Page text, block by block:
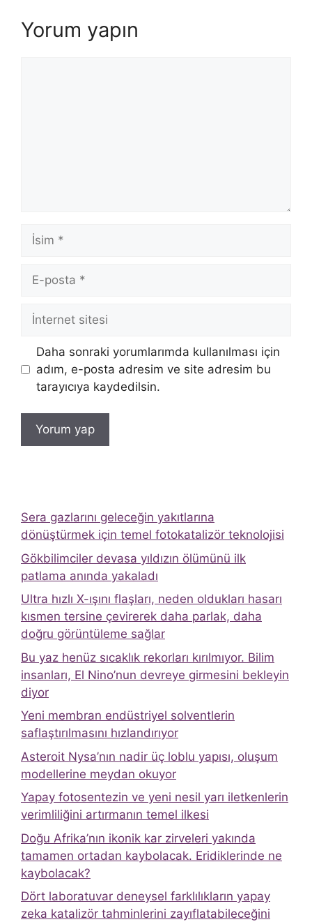
Yorum yapın
İsim
posta
İnternet
sitesi
Daha sonraki yorumlarımda kullanılması için
adım, e-posta adresim ve site adresim bu
tarayıcıya kaydedilsin.
Sera gazlarını geleceğin yakıtlarına
dönüştürmek için temel fotokatalizör teknolojisi
Gökbilimciler devasa yıldızın ölümünü ilk
patlama anında yakaladı
Ultra hızlı X-ışını flaşları, neden oldukları hasarı
kısmen tersine çevirerek daha parlak, daha
doğru görüntüleme sağlar
Bu yaz henüz sıcaklık rekorları kırılmıyor. Bilim
insanları, El Nino’nun devreye girmesini bekleyin
diyor
Yeni membran endüstriyel solventlerin
saflaştırılmasını hızlandırıyor
Asteroit Nysa’nın nadir üç loblu yapısı, oluşum
modellerine meydan okuyor
Yapay fotosentezin ve yeni nesil yarı iletkenlerin
verimliliğini artırmanın temel ilkesi
Doğu Afrika’nın ikonik kar zirveleri yakında
tamamen ortadan kaybolacak. Eridiklerinde ne
kaybolacak?
Dört laboratuvar deneysel farklılıkların yapay
zeka katalizör tahminlerini zayıflatabileceğini